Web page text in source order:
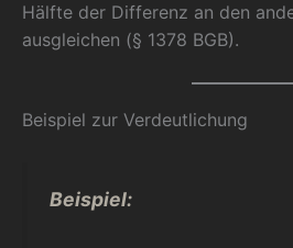
Hälfte der Differenz an den
ausgleichen (§ 1378 BGB).
Beispiel zur Verdeutlichung
Beispiel: